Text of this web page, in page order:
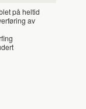
på heltid
av